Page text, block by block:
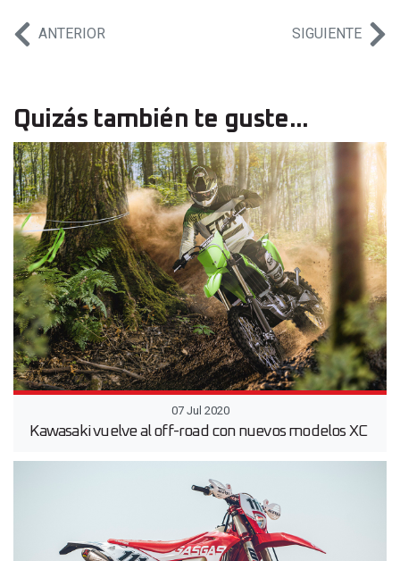
ANTERIOR SIGUIENTE
Quizás también te guste...
07 Jul 2020
Kawasaki vuelve al off-road con nuevos modelos XC